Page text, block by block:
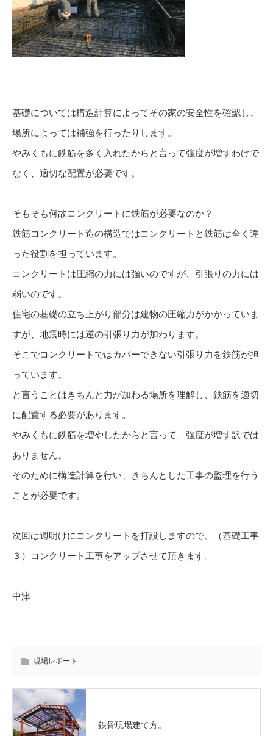
基礎については構造計算によってその家の安全性を確認し、
場所によっては補強を行ったりします。
やみくもに鉄筋を多く入れたからと言って強度が増すわけで
なく、適切な配置が必要です。
そもそも何故コンクリートに鉄筋が必要なのか？
鉄筋コンクリート造の構造ではコンクリートと鉄筋は全く違
った役割を担っています。
コンクリートは圧縮の力には強いのですが、引張りの力には
弱いのです。
住宅の基礎の立ち上がり部分は建物の圧縮力がかかっていま
すが、地震時には逆の引張り力が加わります。
そこでコンクリートではカバーできない引張り力を鉄筋が担
っています。
と言うことはきちんと力が加わる場所を理解し、鉄筋を適切
に配置する必要があります。
やみくもに鉄筋を増やしたからと言って、強度が増す訳では
ありません。
そのために構造計算を行い、きちんとした工事の監理を行う
ことが必要です。
次回は週明けにコンクリートを打設しますので、（基礎工事
３）コンクリート工事をアップさせて頂きます。
中津
現場レポート
鉄骨現場建て方。